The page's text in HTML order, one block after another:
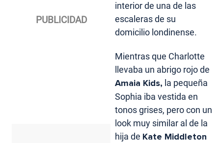
interior de una de las
escaleras de su
domicilio londinense.
Mientras que Charlotte
llevaba un abrigo rojo de
Amaia Kids, la pequeña
Sophia iba vestida en
tonos grises, pero con un
look muy similar al de la
hija de Kate Middleton